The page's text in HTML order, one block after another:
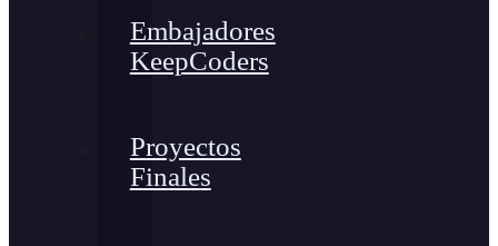
Embajadores
KeepCoders
Proyectos
Finales